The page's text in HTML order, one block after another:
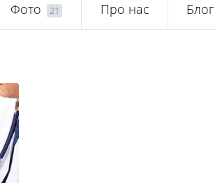
Фото 21 Про нас Блог